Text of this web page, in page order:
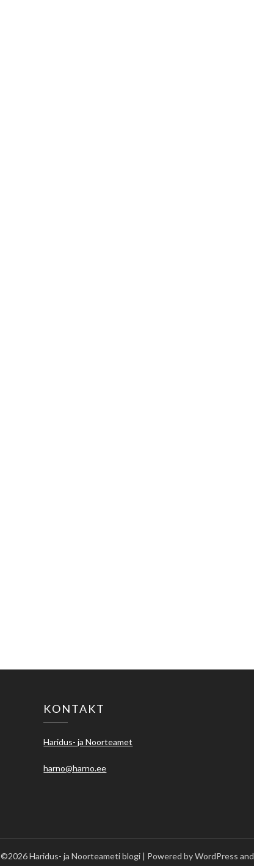
KONTAKT
Haridus- ja Noorteamet
harno@harno.ee
©2026 Haridus- ja Noorteameti blogi | Powered by WordPress and